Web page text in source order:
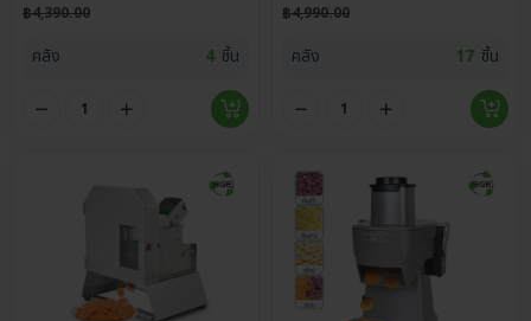
฿4,390.00
คลัง 4 ชิ้น
฿4,990.00
คลัง 17 ชิ้น